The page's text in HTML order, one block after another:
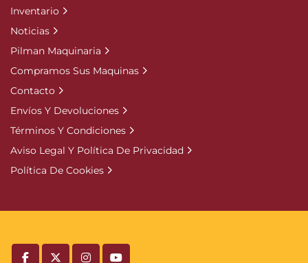
Inventario
Noticias
Pilman Maquinaria
Compramos Sus Maquinas
Contacto
Envíos Y Devoluciones
Términos Y Condiciones
Aviso Legal Y Política De Privacidad
Política De Cookies